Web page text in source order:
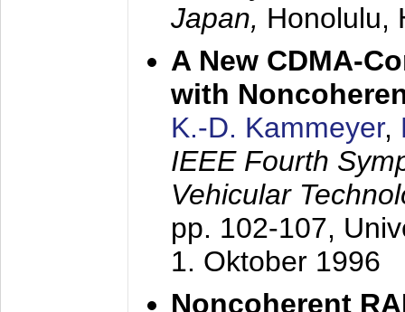
Japan, Honolulu,
A New CDMA-
with
K.-D. Kammeyer,
IEEE Fourth
Vehicular
pp. 102-107,
1. Oktober 1996
Noncoherent